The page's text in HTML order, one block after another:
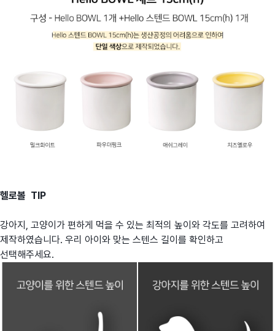
헬로볼 TIP
강아지, 고양이가 편하게 먹을 수 있는 최적의 높이와 각도를 고려하여
제작하였습니다. 우리 아이와 맞는 스텐스 길이를 확인하고
선택해주세요.